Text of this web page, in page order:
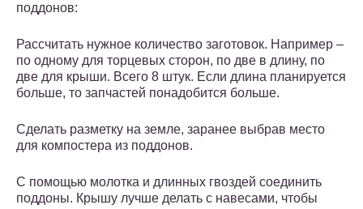
поддонов:
Рассчитать нужное количество заготовок. Например –
по одному для торцевых сторон, по две в длину, по
две для крыши. Всего 8 штук. Если длина планируется
больше, то запчастей понадобится больше.
Сделать разметку на земле, заранее выбрав место
для компостера из поддонов.
С помощью молотка и длинных гвоздей соединить
поддоны. Крышу лучше делать с навесами, чтобы